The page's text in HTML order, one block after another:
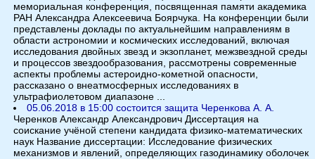
мемориальная конференция, посвященная памяти академика
РАН Александра Алексеевича Боярчука. На конференции были
представлены доклады по актуальнейшим направлениям в
области астрономии и космических исследований, включая
исследования двойных звезд и экзопланет, межзвездной среды
и процессов звездообразования, рассмотрены современные
аспекты проблемы астероидно-кометной опасности,
рассказано о внеатмосферных исследованиях в
ультрафиолетовом диапазоне ...
05.06.2018 в 15:00 состоится защита Черенкова А. А.
Черенков Александр Александрович Диссертация на
соискание учёной степени кандидата физико-математических
наук Название диссертации: Исследование физических
механизмов и явлений, определяющих газодинамику оболочек